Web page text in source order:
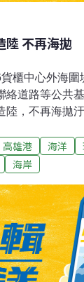
陸 不再海拋
櫃中心外海圍
絡道路等公共
陸，不再海拋
都海拋至12浬
漁民的強烈
省港內汙泥海
分3期開發，
闢港計畫，第2
面積將擴大，
高雄港 海洋
海岸